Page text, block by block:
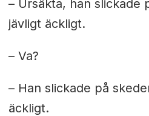
– Ursäkta, han slickade
jävligt äckligt.
– Va?
– Han slickade på
äckligt.